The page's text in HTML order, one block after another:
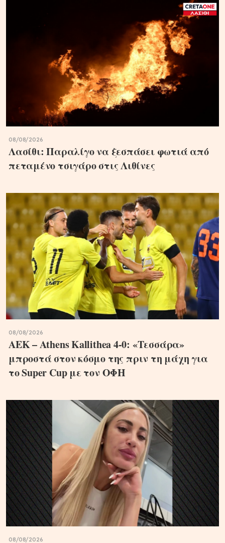
08/08/2026
Λασίθι: Παραλίγο να ξεσπάσει φωτιά από
πεταμένο τσιγάρο στις Λιθίνες
08/08/2026
ΑΕΚ – Athens Kallithea 4-0: «Τεσσάρα»
μπροστά στον κόσμο της πριν τη μάχη για
το Super Cup με τον ΟΦΗ
08/08/2026